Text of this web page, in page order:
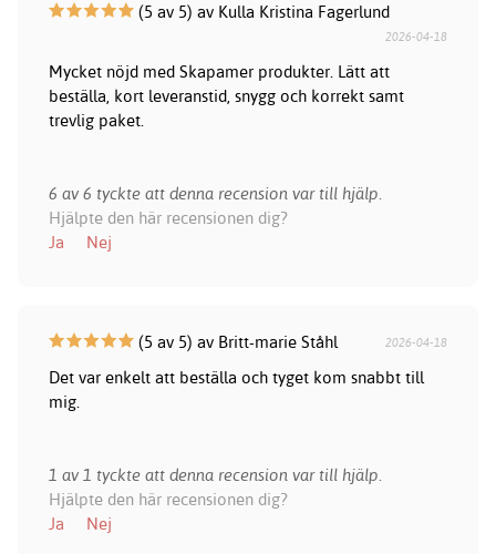
(5 av 5) av Kulla Kristina Fagerlund
2026-04-18
Mycket nöjd med Skapamer produkter. Lätt att
beställa, kort leveranstid, snygg och korrekt samt
trevlig paket.
6 av 6 tyckte att denna recension var till hjälp.
Hjälpte den här recensionen dig?
Ja
Nej
(5 av 5) av Britt-marie Ståhl 2026-04-18
Det var enkelt att beställa och tyget kom snabbt till
mig.
1 av 1 tyckte att denna recension var till hjälp.
Hjälpte den här recensionen dig?
Ja
Nej